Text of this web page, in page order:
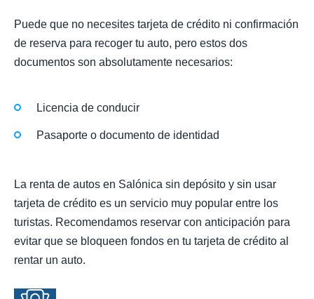
Puede que no necesites tarjeta de crédito ni confirmación
de reserva para recoger tu auto, pero estos dos
documentos son absolutamente necesarios:
Licencia de conducir
Pasaporte o documento de identidad
La renta de autos en Salónica sin depósito y sin usar
tarjeta de crédito es un servicio muy popular entre los
turistas. Recomendamos reservar con anticipación para
evitar que se bloqueen fondos en tu tarjeta de crédito al
rentar un auto.